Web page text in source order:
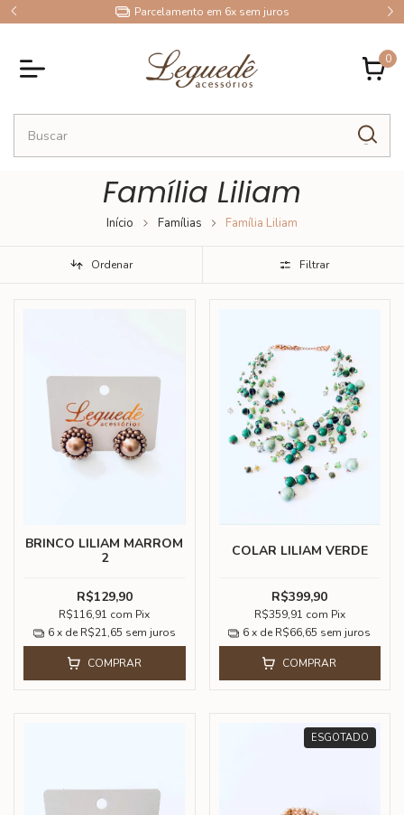
Parcelamento em 6x sem juros
0
Família Liliam
Início Famílias Família Liliam
Ordenar Filtrar
BRINCO LILIAM MARROM
2
R$129,90
R$116,91 com Pix
6 x de R$21,65 sem juros
COMPRAR
COLAR LILIAM VERDE
R$399,90
R$359,91 com Pix
6 x de R$66,65 sem juros
COMPRAR
ESGOTADO